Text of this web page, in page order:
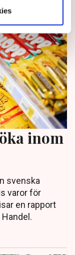
inom
svenska
varor för
en rapport